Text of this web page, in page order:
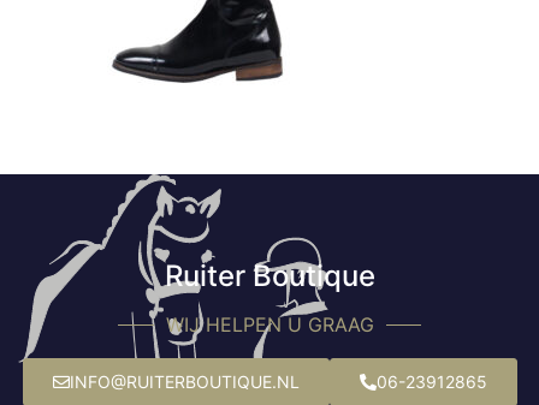
Ruiter Boutique
WIJ HELPEN U GRAAG
INFO@RUITERBOUTIQUE.NL 06-23912865